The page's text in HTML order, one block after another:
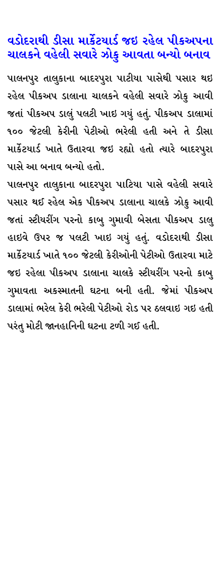
વડોદરાથી ડીસા માર્કેટયાર્ડ જઇ રહેલ પીકઅપના
ચાલકને વહેલી સવારે ઝોકુ આવતા બન્યો બનાવ
પાલનપુર તાલુકાના બાદરપુરા પાટીયા પાસેથી પસાર થઇ
રહેલ પીકઅપ ડાલાના ચાલકને વહેલી સવારે ઝોકુ આવી
જતાં પીકઅપ ડાલું પલટી ખાઇ ગયું હતું. પીકઅપ ડાલામાં
૧૦૦ જેટલી કેરીની પેટીઓ ભરેલી હતી અને તે ડીસા
માર્કેટયાર્ડ ખાતે ઉતારવા જઇ રહ્યો હતો ત્યારે બાદરપુરા
પાસે આ બનાવ બન્યો હતો.
પાલનપુર તાલુકાના બાદરપુરા પાટિયા પાસે વહેલી સવારે
પસાર થઈ રહેલ એક પીકઅપ ડાલાના ચાલકે ઝોકુ આવી
જતાં સ્ટીયરીંગ પરનો કાબુ ગુમાવી બેસતા પીકઅપ ડાલુ
હાઇવે ઉપર જ પલટી ખાઇ ગયું હતું. વડોદરાથી ડીસા
માર્કેટયાર્ડ ખાતે ૧૦૦ જેટલી કેરીઓની પેટીઓ ઉતારવા માટે
જઇ રહેલા પીકઅપ ડાલાના ચાલકે સ્ટીયરીંગ પરનો કાબુ
ગુમાવતા અકસ્માતની ઘટના બની હતી. જેમાં પીકઅપ
ડાલામાં ભરેલ કેરી ભરેલી પેટીઓ રોડ પર ઠલવાઇ ગઇ હતી
પરંતુ મોટી જાનહાનિની ઘટના ટળી ગઈ હતી.